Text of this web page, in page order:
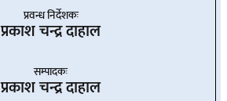
प्रवन्ध निर्देशकः
प्रकाश चन्द्र दाहाल
सम्पादकः
प्रकाश चन्द्र दाहाल